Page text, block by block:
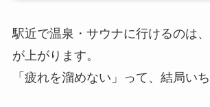
駅近で温泉・サウナに行けるのは
が上がります。
「疲れを溜めない」って、結局い